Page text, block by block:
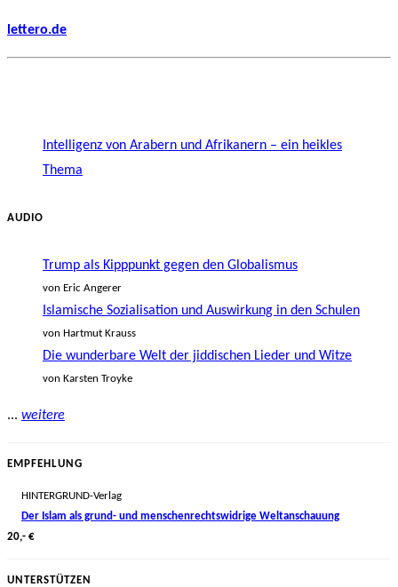
lettero.de
Intelligenz von Arabern und Afrikanern – ein heikles
Thema
AUDIO
Trump als Kipppunkt gegen den Globalismus
von Eric Angerer
Islamische Sozialisation und Auswirkung in den Schulen
von Hartmut Krauss
Die wunderbare Welt der jiddischen Lieder und Witze
von Karsten Troyke
... weitere
EMPFEHLUNG
HINTERGRUND-Verlag
Der Islam als grund- und menschenrechtswidrige Weltanschauung
20,- €
UNTERSTÜTZEN